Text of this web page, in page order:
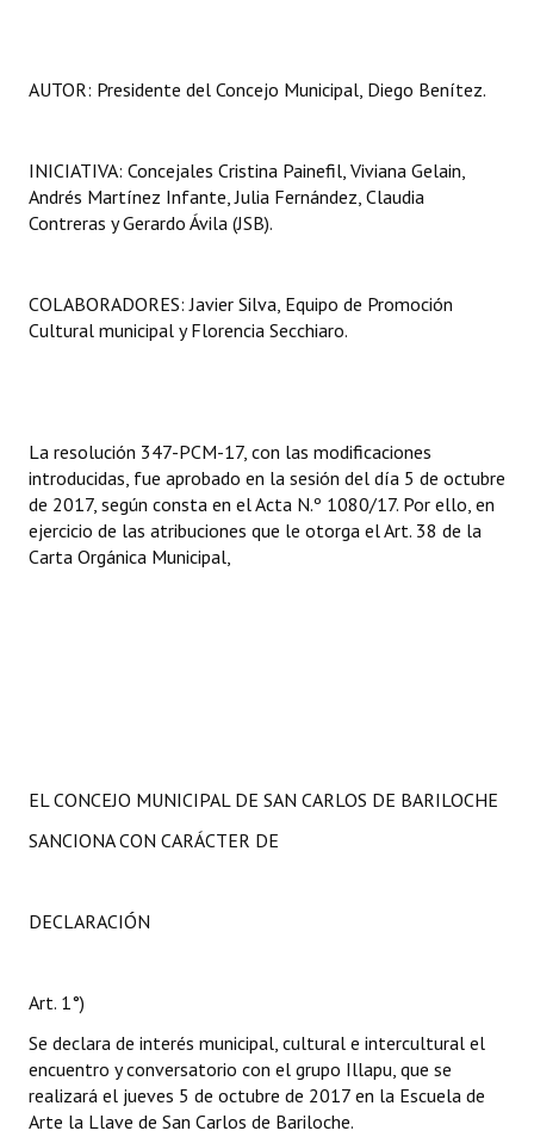
AUTOR: Presidente del Concejo Municipal, Diego Benítez.
INICIATIVA: Concejales Cristina Painefil, Viviana Gelain,
Andrés Martínez Infante, Julia Fernández, Claudia
Contreras y Gerardo Ávila (JSB).
COLABORADORES: Javier Silva, Equipo de Promoción
Cultural municipal y Florencia Secchiaro.
La resolución 347-PCM-17, con las modificaciones
introducidas, fue aprobado en la sesión del día 5 de octubre
de 2017, según consta en el Acta N.º 1080/17. Por ello, en
ejercicio de las atribuciones que le otorga el Art. 38 de la
Carta Orgánica Municipal,
EL CONCEJO MUNICIPAL DE SAN CARLOS DE BARILOCHE
SANCIONA CON CARÁCTER DE
DECLARACIÓN
Art. 1°)
Se declara de interés municipal, cultural e intercultural el
encuentro y conversatorio con el grupo Illapu, que se
realizará el jueves 5 de octubre de 2017 en la Escuela de
Arte la Llave de San Carlos de Bariloche.